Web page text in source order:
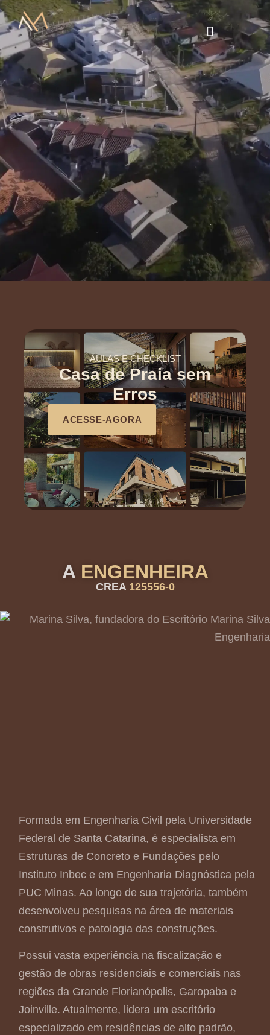
AULAS E CHECKLIST
Casa de Praia sem
Erros
ACESSE-AGORA
A ENGENHEIRA
CREA125556-0
Formada em Engenharia Civil pela Universidade
Federal de Santa Catarina, é especialista em
Estruturas de Concreto e Fundações pelo
Instituto Inbec e em Engenharia Diagnóstica pela
PUC Minas. Ao longo de sua trajetória, também
desenvolveu pesquisas na área de materiais
construtivos e patologia das construções.
Possui vasta experiência na fiscalização e
gestão de obras residenciais e comerciais nas
regiões da Grande Florianópolis, Garopaba e
Joinville. Atualmente, lidera um escritório
especializado em residências de alto padrão,